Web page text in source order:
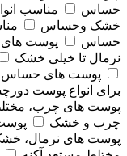
حساس
مناسب
خشک وحساس
حساس
پوست
نرمال تا خیلی خشک
پوست های حساس
برای انواع پوست
پوست های چرب،
چرب و خشک
پوست های نرمال،